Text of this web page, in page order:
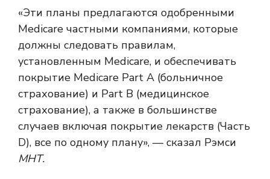
«Эти планы предлагаются одобренными
Medicare частными компаниями, которые
должны следовать правилам,
установленным Medicare, и обеспечивать
покрытие Medicare Part A (больничное
страхование) и Part B (медицинское
страхование), а также в большинстве
случаев включая покрытие лекарств (Часть
D), все по одному плану», — сказал Рэмси
МНТ.